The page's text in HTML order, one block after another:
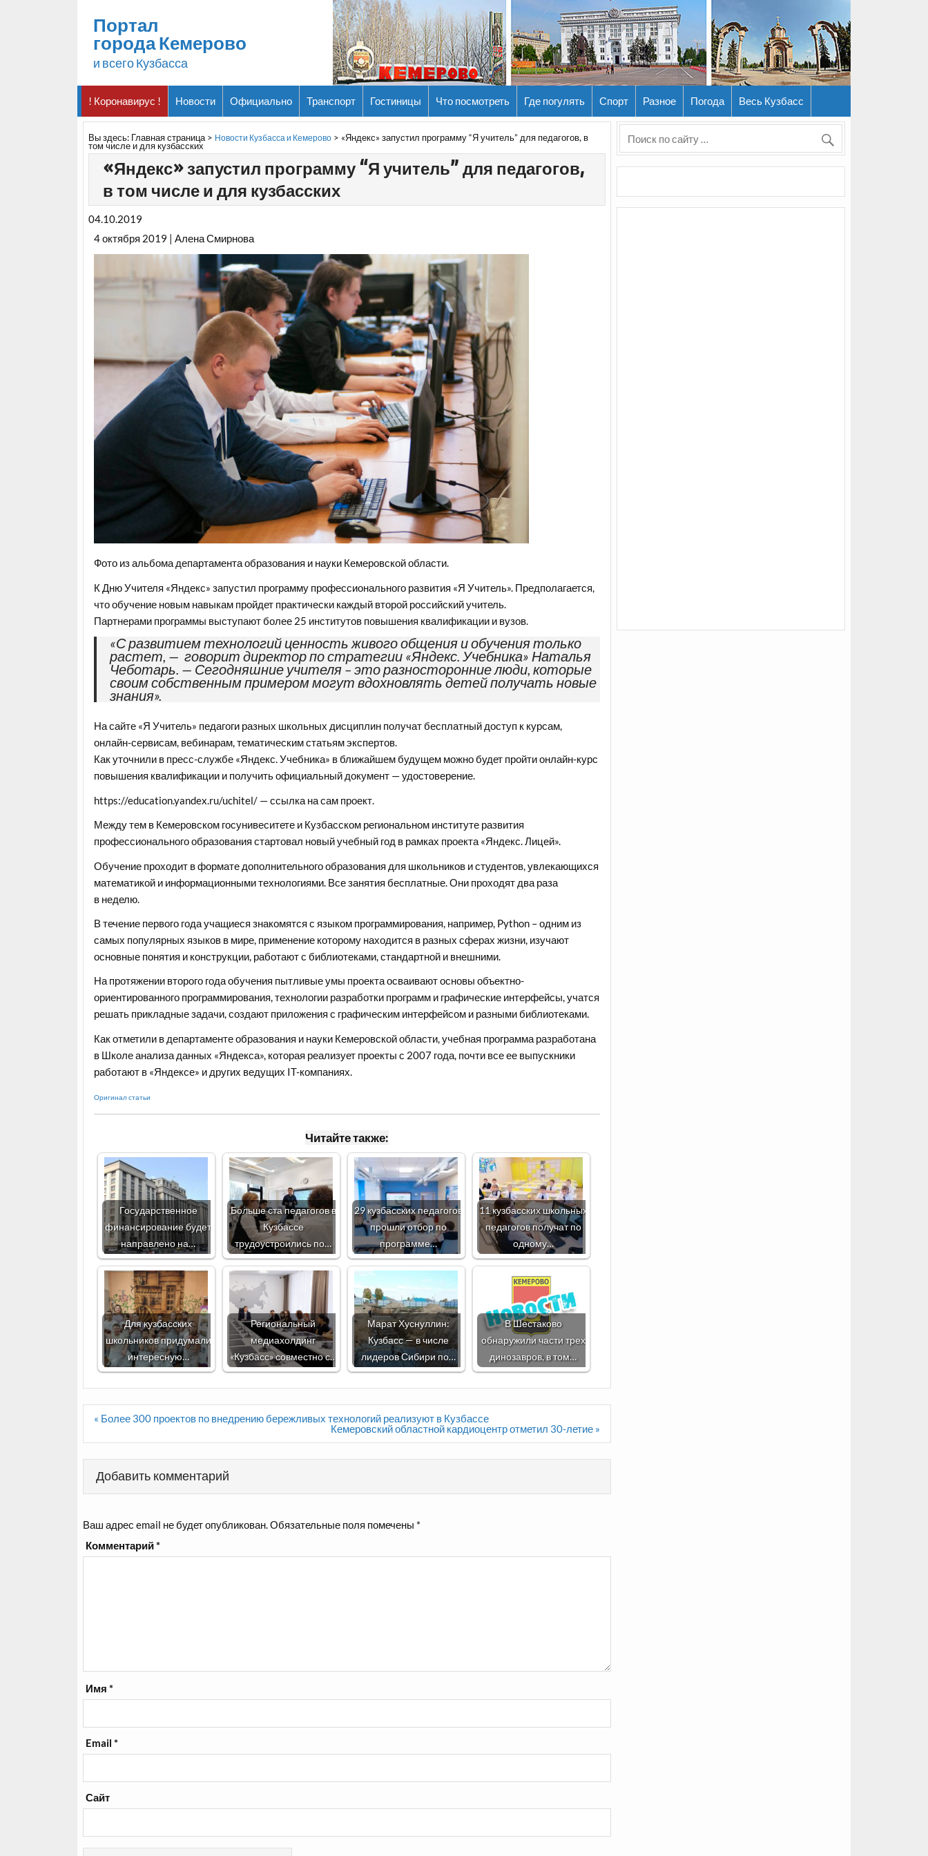
Портал
города Кемерово
и всего Кузбасса
! Коронавирус ! Новости Официально Транспорт Гостиницы Что посмотреть Где погулять Спорт Разное Погода Весь Кузбасс
Вы здесь: Главная страница> Новости Кузбасса и Кемерово > «Яндекс» запустил программу “Я учитель” для педагогов, в
том числе и для кузбасских
«Яндекс» запустил программу “Я учитель” для педагогов,
в том числе и для кузбасских
04.10.2019
4 октября 2019 | Алена Смирнова
Фото из альбома департамента образования и науки Кемеровской области.
К Дню Учителя «Яндекс» запустил программу профессионального развития «Я Учитель». Предполагается,
что обучение новым навыкам пройдет практически каждый второй российский учитель.
Партнерами программы выступают более 25 институтов повышения квалификации и вузов.
«С развитием технологий ценность живого общения и обучения только
растет, — говорит директор по стратегии «Яндекс. Учебника» Наталья
Чеботарь. — Сегодняшние учителя – это разносторонние люди, которые
своим собственным примером могут вдохновлять детей получать новые
знания».
На сайте «Я Учитель» педагоги разных школьных дисциплин получат бесплатный доступ к курсам,
онлайн-сервисам, вебинарам, тематическим статьям экспертов.
Как уточнили в пресс-службе «Яндекс. Учебника» в ближайшем будущем можно будет пройти онлайн-курс
повышения квалификации и получить официальный документ — удостоверение.
https://education.yandex.ru/uchitel/— ссылка на сам проект.
Между тем в Кемеровском госунивеситете и Кузбасском региональном институте развития
профессионального образования стартовал новый учебный год в рамках проекта «Яндекс. Лицей».
Обучение проходит в формате дополнительного образования для школьников и студентов, увлекающихся
математикой и информационными технологиями. Все занятия бесплатные. Они проходят два раза
в неделю.
В течение первого года учащиеся знакомятся с языком программирования, например, Python – одним из
самых популярных языков в мире, применение которому находится в разных сферах жизни, изучают
основные понятия и конструкции, работают с библиотеками, стандартной и внешними.
На протяжении второго года обучения пытливые умы проекта осваивают основы объектно-
ориентированного программирования, технологии разработки программ и графические интерфейсы, учатся
решать прикладные задачи, создают приложения с графическим интерфейсом и разными библиотеками.
Как отметили в департаменте образования и науки Кемеровской области, учебная программа разработана
в Школе анализа данных «Яндекса», которая реализует проекты с 2007 года, почти все ее выпускники
работают в «Яндексе» и других ведущих IT-компаниях.
Оригинал статьи
Читайте также:
Государственное
финансирование будет
направлено на…
Больше ста педагогов в
Кузбассе
трудоустроились по…
29 кузбасских педагогов
прошли отбор по
программе…
11 кузбасских школьных
педагогов получат по
одному…
Для кузбасских
школьников придумали
интересную…
Региональный
медиахолдинг
«Кузбасс» совместно с…
Марат Хуснуллин:
Кузбасс — в числе
лидеров Сибири по…
В Шестаково
обнаружили части трех
динозавров, в том…
Навигация
« Более 300 проектов по внедрению бережливых технологий реализуют в Кузбассе
Кемеровский областной кардиоцентр отметил 30-летие »
Добавить комментарий
Ваш адрес email не будет опубликован.Обязательные поля помечены *
Комментарий*
Имя*
Email*
Сайт